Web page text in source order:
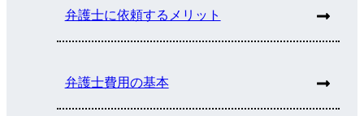
弁護士に依頼するメリット
弁護士費用の基本